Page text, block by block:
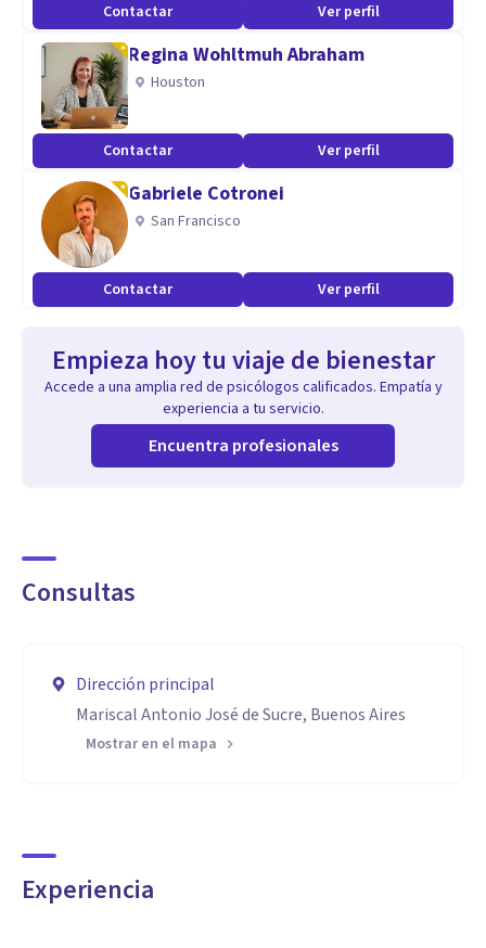
Contactar Ver perfil
Regina Wohltmuh Abraham
Houston
Contactar Ver perfil
Gabriele Cotronei
San Francisco
Contactar Ver perfil
Empieza hoy tu viaje de bienestar
Accede a una amplia red de psicólogos calificados. Empatía y
experiencia a tu servicio.
Encuentra profesionales
Consultas
Dirección principal
Mariscal Antonio José de Sucre, Buenos Aires
Mostrar en el mapa
Experiencia